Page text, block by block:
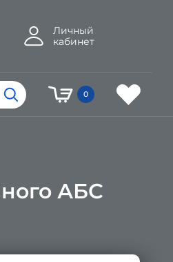
Личный
кабинет
0
АБС